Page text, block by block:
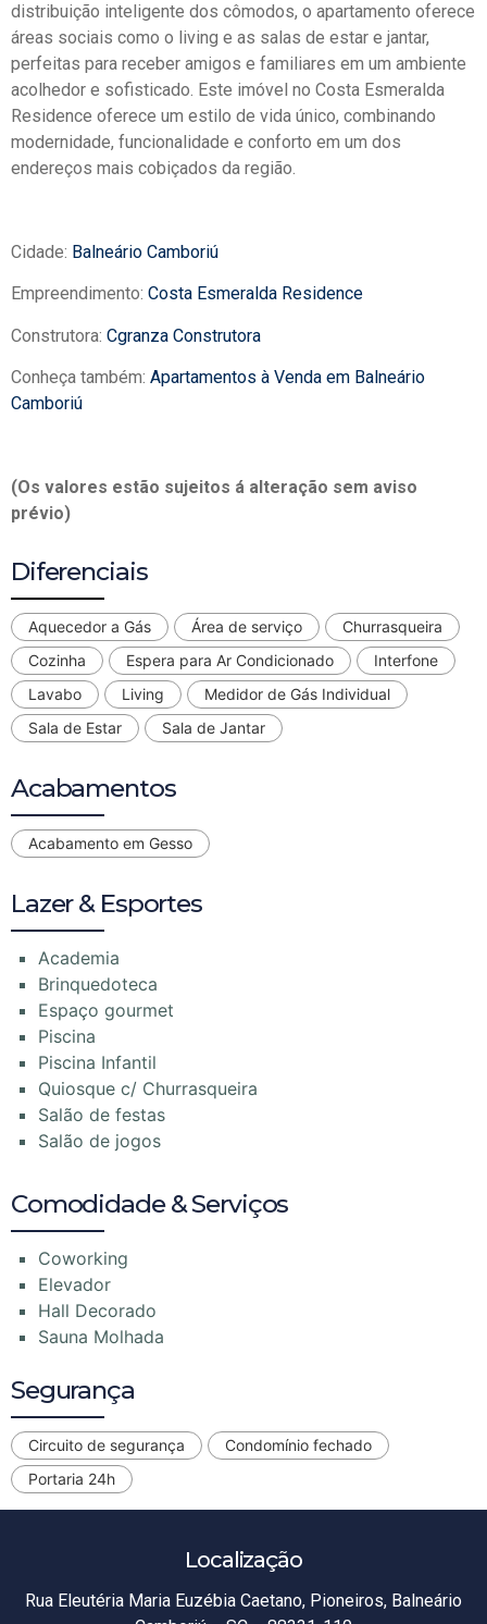
distribuição inteligente dos cômodos, o apartamento oferece
áreas sociais como o living e as salas de estar e jantar,
perfeitas para receber amigos e familiares em um ambiente
acolhedor e sofisticado. Este imóvel no Costa Esmeralda
Residence oferece um estilo de vida único, combinando
modernidade, funcionalidade e conforto em um dos
endereços mais cobiçados da região.
Cidade: Balneário Camboriú
Empreendimento: Costa Esmeralda Residence
Construtora: Cgranza Construtora
Conheça também: Apartamentos à Venda em Balneário
Camboriú
(Os valores estão sujeitos á alteração sem aviso
prévio)
Diferenciais
Aquecedor a Gás Área de serviço
Churrasqueira
Cozinha
Espera para Ar Condicionado
Interfone
Lavabo
Living
Medidor de Gás Individual
Sala de Estar
Sala de Jantar
Acabamentos
Acabamento em Gesso
Lazer & Esportes
Academia
Brinquedoteca
Espaço gourmet
Piscina
Piscina Infantil
Quiosque c/ Churrasqueira
Salão de festas
Salão de jogos
Comodidade & Serviços
Coworking
Elevador
Hall Decorado
Sauna Molhada
Segurança
Circuito de segurança
Condomínio fechado
Portaria 24h
Localização
Rua Eleutéria Maria Euzébia Caetano, Pioneiros, Balneário